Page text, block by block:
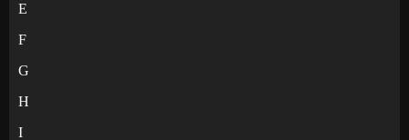
E
F
G
H
I